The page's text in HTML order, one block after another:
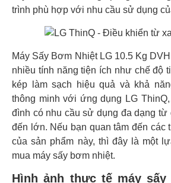
trình phù hợp với nhu cầu sử dụng
Máy Sấy Bơm Nhiệt LG 10.5 Kg
nhiều tính năng tiện ích như chế độ
kép làm sạch hiệu quả và khả
thông minh với ứng dụng LG
đình có nhu cầu sử dụng đa dạng từ
đến lớn. Nếu bạn quan tâm đến các
của sản phẩm này, thì đây là một
mua máy sấy bơm nhiệt.
Hình ảnh thực tế máy